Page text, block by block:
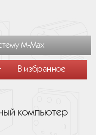
М-Мах
В избранное
компьютер